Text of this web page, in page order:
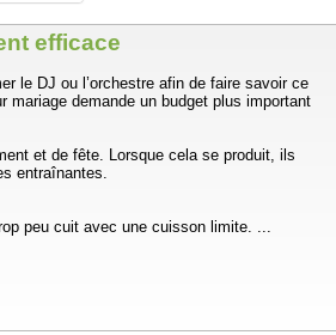
efficace
le DJ ou l’orchestre afin de faire savoir ce
demande un budget plus important
et de fête. Lorsque cela se produit, ils
entraînantes.
peu cuit avec une cuisson limite. ...